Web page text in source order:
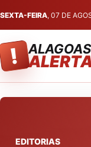
SEXTA-FEIRA, 07 DE
! ALAGOAS
EDITORIAS